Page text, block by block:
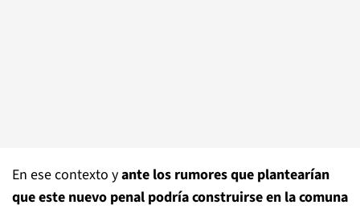
En ese contexto yante los rumores que plantearían
que este nuevo penal podría construirse en la comuna